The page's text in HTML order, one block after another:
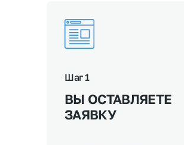
Шаг 1
ВЫ ОСТАВЛЯЕТЕ
ЗАЯВКУ